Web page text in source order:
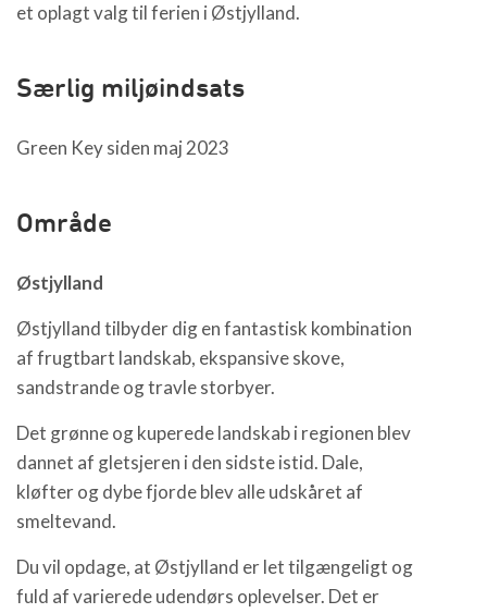
et oplagt valg til ferien i Østjylland.
Særlig miljøindsats
Green Key siden maj 2023
Område
Østjylland
Østjylland tilbyder dig en fantastisk kombination
af frugtbart landskab, ekspansive skove,
sandstrande og travle storbyer.
Det grønne og kuperede landskab i regionen blev
dannet af gletsjeren i den sidste istid. Dale,
kløfter og dybe fjorde blev alle udskåret af
smeltevand.
Du vil opdage, at Østjylland er let tilgængeligt og
fuld af varierede udendørs oplevelser. Det er